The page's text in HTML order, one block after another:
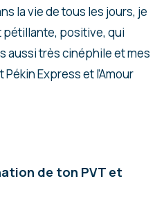
la vie de tous les jours, je
positive, qui
aussi très cinéphile et mes
Express et l’Amour
de ton PVT et